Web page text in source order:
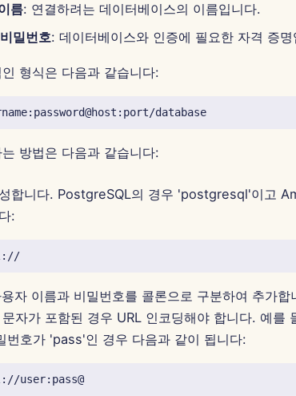
름: 연결하려는 데이터베이스의 이름입니다.
밀번호: 데이터베이스와 인증에 필요한 자격 증명
형식은 다음과 같습니다:
방법은 다음과 같습니다:
합니다. PostgreSQL의 경우 'postgresql'이고
:
자 이름과 비밀번호를 콜론으로 구분하여 추가합
자가 포함된 경우 URL 인코딩해야 합니다. 예를
번호가 'pass'인 경우 다음과 같이 됩니다: